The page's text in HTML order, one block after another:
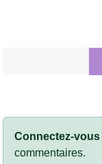
Connectez-vous
commentaires.